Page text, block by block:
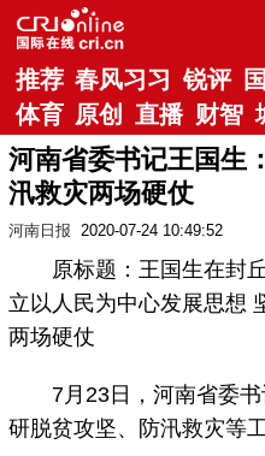
推荐 春风习习 锐评
体育 原创 直播 财智
河南省委书记王国生
汛救灾两场硬仗
河南日报 2020-07-24 10:49:52
原标题：王国生在封丘
立以人民为中心发展思想
两场硬仗
7月23日，河南省委书
研脱贫攻坚、防汛救灾等工